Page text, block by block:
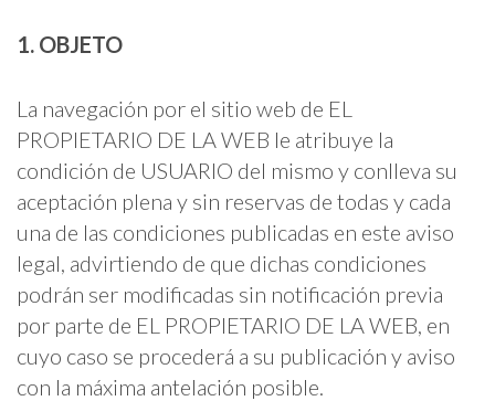
1. OBJETO
La navegación por el sitio web de EL
PROPIETARIO DE LA WEB le atribuye la
condición de USUARIO del mismo y conlleva su
aceptación plena y sin reservas de todas y cada
una de las condiciones publicadas en este aviso
legal, advirtiendo de que dichas condiciones
podrán ser modificadas sin notificación previa
por parte de EL PROPIETARIO DE LA WEB, en
cuyo caso se procederá a su publicación y aviso
con la máxima antelación posible.